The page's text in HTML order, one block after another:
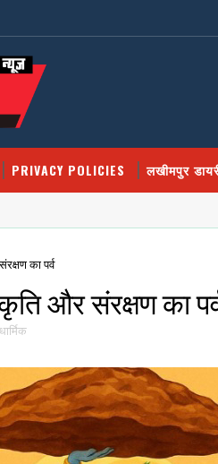
PRIVACY POLICIES लखीमपुर
का पर्व
और संरक्षण का
धार्मिक